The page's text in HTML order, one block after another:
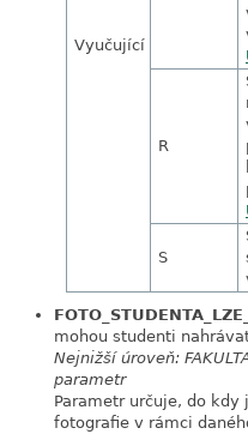
Vyučující
R
S
mohou studenti
Nejnižší úroveň:
parametr
Parametr určuje, do
fotografie v rámci